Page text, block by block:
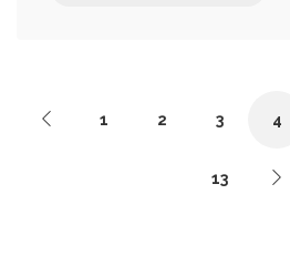
1 2 3 4
13